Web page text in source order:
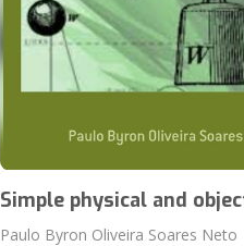
Simple physical and
Paulo Byron Oliveira Soares Neto